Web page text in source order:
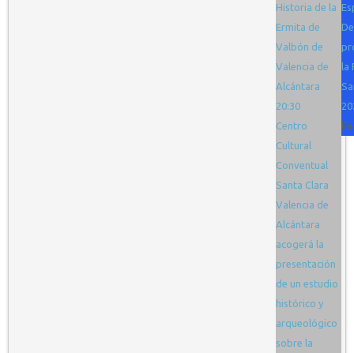
Historia de la
Ermita de
Valbón de
Valencia de
Alcántara
20:30
Centro
Cultural
Conventual
Santa Clara
Valencia de
Alcántara
acogerá la
presentación
de un estudio
histórico y
arqueológico
sobre la
la